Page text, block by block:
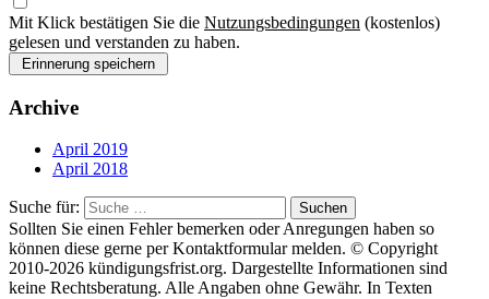
Mit Klick bestätigen Sie die Nutzungsbedingungen (kostenlos)
gelesen und verstanden zu haben.
Archive
April 2019
April 2018
Suche für: Suchen
Sollten Sie einen Fehler bemerken oder Anregungen haben so
können diese gerne per Kontaktformular melden. © Copyright
2010-2026 kündigungsfrist.org. Dargestellte Informationen sind
keine Rechtsberatung. Alle Angaben ohne Gewähr. In Texten